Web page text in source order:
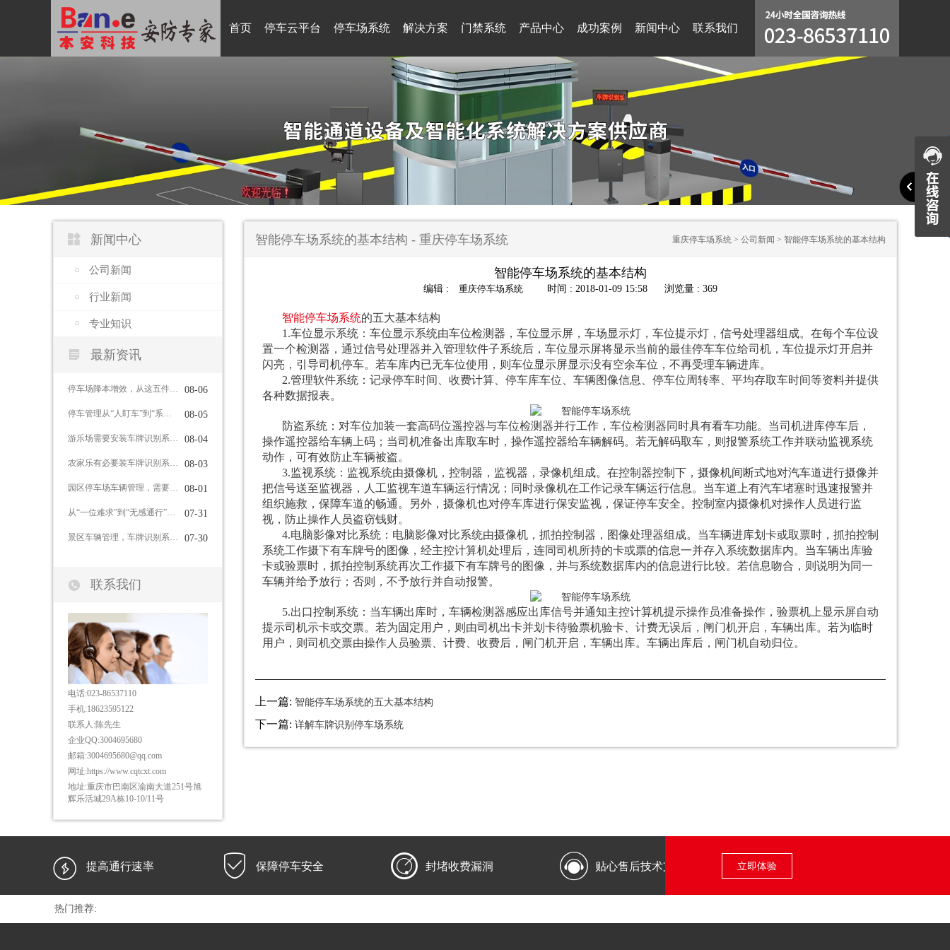
首页 停车云平台 停车场系统 解决方案 门禁系统 产品中心 成功案例 新闻中心 联系我们
 新闻中心
公司新闻
行业新闻
专业知识
 最新资讯
停车场降本增效，从这五件事入手 08-06
停车管理从“人盯车”到“系统管”，车牌识别系统能做到这些 08-05
游乐场需要安装车牌识别系统吗？ 08-04
农家乐有必要装车牌识别系统吗？ 08-03
园区停车场车辆管理，需要哪些功能？ 08-01
从“一位难求”到“无感通行”：智慧停车如何重塑城市出行体验 07-31
景区车辆管理，车牌识别系统有哪些作用？ 07-30
 联系我们
电话:023-86537110
手机:18623595122
联系人:陈先生
企业QQ:3004695680
邮箱:3004695680@qq.com
网址:https://www.cqtcxt.com
地址:重庆市巴南区渝南大道251号旭
辉乐活城29A栋10-10/11号
智能停车场系统的基本结构 - 重庆停车场系统 重庆停车场系统 > 公司新闻 > 智能停车场系统的基本结构
智能停车场系统的基本结构
编辑 : 重庆停车场系统 时间 : 2018-01-09 15:58 浏览量 : 369
智能停车场系统的五大基本结构
1.车位显示系统：车位显示系统由车位检测器，车位显示屏，车场显示灯，车位提示灯，信号处理器组成。在每个车位设
置一个检测器，通过信号处理器并入管理软件子系统后，车位显示屏将显示当前的最佳停车车位给司机，车位提示灯开启并
闪亮，引导司机停车。若车库内已无车位使用，则车位显示屏显示没有空余车位，不再受理车辆进库。
2.管理软件系统：记录停车时间、收费计算、停车库车位、车辆图像信息、停车位周转率、平均存取车时间等资料并提供
各种数据报表。
防盗系统：对车位加装一套高码位遥控器与车位检测器并行工作，车位检测器同时具有看车功能。当司机进库停车后，
操作遥控器给车辆上码；当司机准备出库取车时，操作遥控器给车辆解码。若无解码取车，则报警系统工作并联动监视系统
动作，可有效防止车辆被盗。
3.监视系统：监视系统由摄像机，控制器，监视器，录像机组成。在控制器控制下，摄像机间断式地对汽车道进行摄像并
把信号送至监视器，人工监视车道车辆运行情况；同时录像机在工作记录车辆运行信息。当车道上有汽车堵塞时迅速报警并
组织施救，保障车道的畅通。另外，摄像机也对停车库进行保安监视，保证停车安全。控制室内摄像机对操作人员进行监
视，防止操作人员盗窃钱财。
4.电脑影像对比系统：电脑影像对比系统由摄像机，抓拍控制器，图像处理器组成。当车辆进库划卡或取票时，抓拍控制
系统工作摄下有车牌号的图像，经主控计算机处理后，连同司机所持的卡或票的信息一并存入系统数据库内。当车辆出库验
卡或验票时，抓拍控制系统再次工作摄下有车牌号的图像，并与系统数据库内的信息进行比较。若信息吻合，则说明为同一
车辆并给予放行；否则，不予放行并自动报警。
5.出口控制系统：当车辆出库时，车辆检测器感应出库信号并通知主控计算机提示操作员准备操作，验票机上显示屏自动
提示司机示卡或交票。若为固定用户，则由司机出卡并划卡待验票机验卡、计费无误后，闸门机开启，车辆出库。若为临时
用户，则司机交票由操作人员验票、计费、收费后，闸门机开启，车辆出库。车辆出库后，闸门机自动归位。
上一篇: 智能停车场系统的五大基本结构
下一篇: 详解车牌识别停车场系统
 提高通行速率  保障停车安全  封堵收费漏洞  贴心售后技术支持 立即体验
热门推荐: